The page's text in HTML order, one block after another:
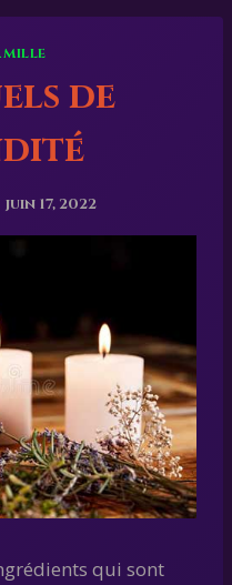
de
juin 17, 2022
qui sont